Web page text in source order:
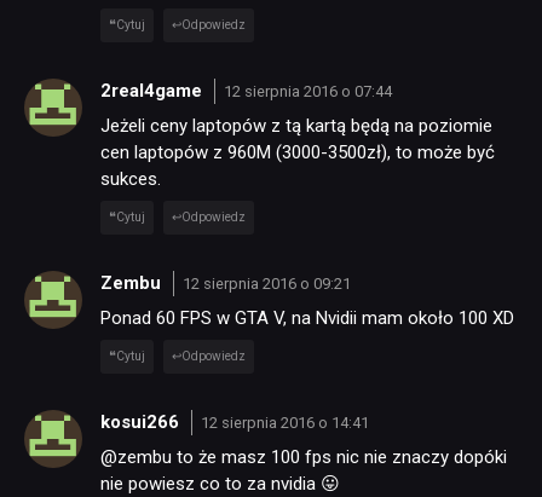
Cytuj Odpowiedz
2real4game 12 sierpnia 2016 o 07:44
Jeżeli ceny laptopów z tą kartą będą na poziomie
cen laptopów z 960M (3000-3500zł), to może być
sukces.
Cytuj Odpowiedz
Zembu 12 sierpnia 2016 o 09:21
Ponad 60 FPS w GTA V, na Nvidii mam około 100 XD
Cytuj Odpowiedz
kosui266 12 sierpnia 2016 o 14:41
@zembu to że masz 100 fps nic nie znaczy dopóki
nie powiesz co to za nvidia 😛